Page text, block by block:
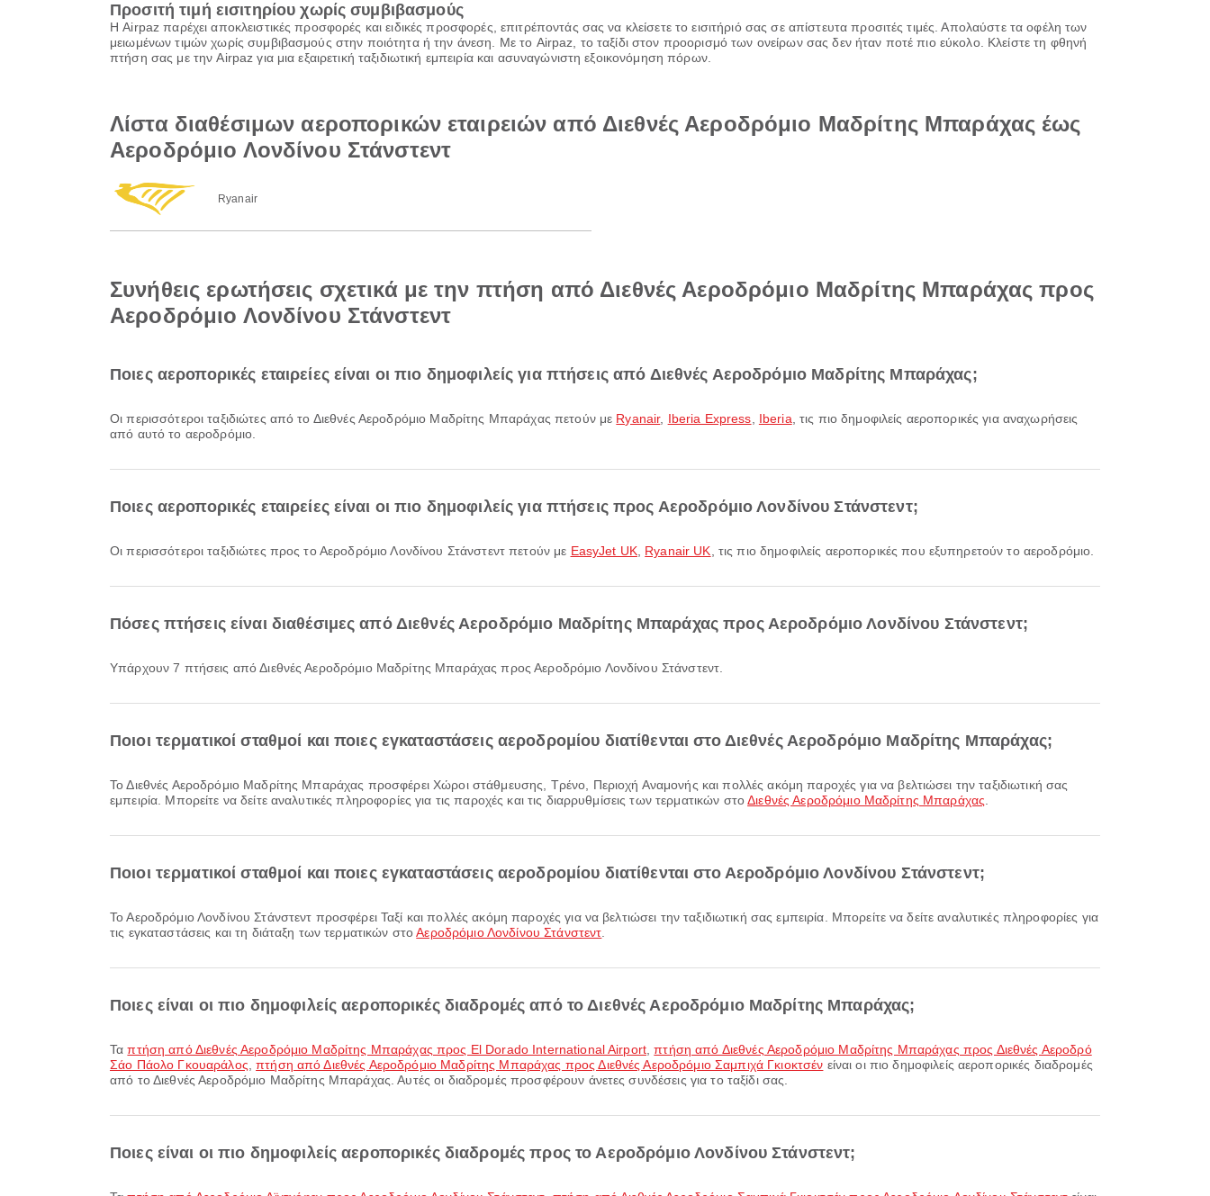
Προσιτή τιμή εισιτηρίου χωρίς συμβιβασμούς
Η Airpaz παρέχει αποκλειστικές προσφορές και ειδικές προσφορές, επιτρέποντάς σας να κλείσετε το εισιτήριό σας σε απίστευτα προσιτές τιμές. Απολαύστε τα οφέλη των
μειωμένων τιμών χωρίς συμβιβασμούς στην ποιότητα ή την άνεση. Με το Airpaz, το ταξίδι στον προορισμό των ονείρων σας δεν ήταν ποτέ πιο εύκολο. Κλείστε τη φθηνή
πτήση σας με την Airpaz για μια εξαιρετική ταξιδιωτική εμπειρία και ασυναγώνιστη εξοικονόμηση πόρων.
Λίστα διαθέσιμων αεροπορικών εταιρειών από Διεθνές Αεροδρόμιο Μαδρίτης Μπαράχας έως
Αεροδρόμιο Λονδίνου Στάνστεντ
Ryanair
Συνήθεις ερωτήσεις σχετικά με την πτήση από Διεθνές Αεροδρόμιο Μαδρίτης Μπαράχας προς
Αεροδρόμιο Λονδίνου Στάνστεντ
Ποιες αεροπορικές εταιρείες είναι οι πιο δημοφιλείς για πτήσεις από Διεθνές Αεροδρόμιο Μαδρίτης Μπαράχας;
Οι περισσότεροι ταξιδιώτες από το Διεθνές Αεροδρόμιο Μαδρίτης Μπαράχας πετούν με Ryanair, Iberia Express Iberia , τις πιο δημοφιλείς αεροπορικές για αναχωρήσεις
από αυτό το αεροδρόμιο.
Ποιες αεροπορικές εταιρείες είναι οι πιο δημοφιλείς για πτήσεις προς Αεροδρόμιο Λονδίνου Στάνστεντ;
Οι περισσότεροι ταξιδιώτες προς το Αεροδρόμιο Λονδίνου Στάνστεντ πετούν με EasyJet UK, Ryanair UK , τις πιο δημοφιλείς αεροπορικές που εξυπηρετούν το αεροδρόμιο.
Πόσες πτήσεις είναι διαθέσιμες από Διεθνές Αεροδρόμιο Μαδρίτης Μπαράχας προς Αεροδρόμιο Λονδίνου Στάνστεντ;
Υπάρχουν 7 πτήσεις από Διεθνές Αεροδρόμιο Μαδρίτης Μπαράχας προς Αεροδρόμιο Λονδίνου Στάνστεντ.
Ποιοι τερματικοί σταθμοί και ποιες εγκαταστάσεις αεροδρομίου διατίθενται στο Διεθνές Αεροδρόμιο Μαδρίτης Μπαράχας;
Το Διεθνές Αεροδρόμιο Μαδρίτης Μπαράχας προσφέρει Χώροι στάθμευσης, Τρένο, Περιοχή Αναμονής και πολλές ακόμη παροχές για να βελτιώσει την ταξιδιωτική σας
εμπειρία. Μπορείτε να δείτε αναλυτικές πληροφορίες για τις παροχές και τις διαρρυθμίσεις των τερματικών στοΔιεθνές Αεροδρόμιο Μαδρίτης Μπαράχας
Ποιοι τερματικοί σταθμοί και ποιες εγκαταστάσεις αεροδρομίου διατίθενται στο Αεροδρόμιο Λονδίνου Στάνστεντ;
Το Αεροδρόμιο Λονδίνου Στάνστεντ προσφέρει Ταξί και πολλές ακόμη παροχές για να βελτιώσει την ταξιδιωτική σας εμπειρία. Μπορείτε να δείτε αναλυτικές πληροφορίες για
τις εγκαταστάσεις και τη διάταξη των τερματικών στοΑεροδρόμιο Λονδίνου Στάνστεντ
Ποιες είναι οι πιο δημοφιλείς αεροπορικές διαδρομές από το Διεθνές Αεροδρόμιο Μαδρίτης Μπαράχας;
Ταπτήση από Διεθνές Αεροδρόμιο Μαδρίτης Μπαράχας προς El Dorado International Airport ,πτήση από Διεθνές Αεροδρόμιο Μαδρίτης Μπαράχας προς Διεθνές Αεροδρό
Σάο Πάολο Γκουαράλος ,πτήση από Διεθνές Αεροδρόμιο Μαδρίτης Μπαράχας προς Διεθνές Αεροδρόμιο Σαμπιχά Γκιοκτσέν είναι οι πιο δημοφιλείς αεροπορικές διαδρομές
από το Διεθνές Αεροδρόμιο Μαδρίτης Μπαράχας. Αυτές οι διαδρομές προσφέρουν άνετες συνδέσεις για το ταξίδι σας.
Ποιες είναι οι πιο δημοφιλείς αεροπορικές διαδρομές προς το Αεροδρόμιο Λονδίνου Στάνστεντ;